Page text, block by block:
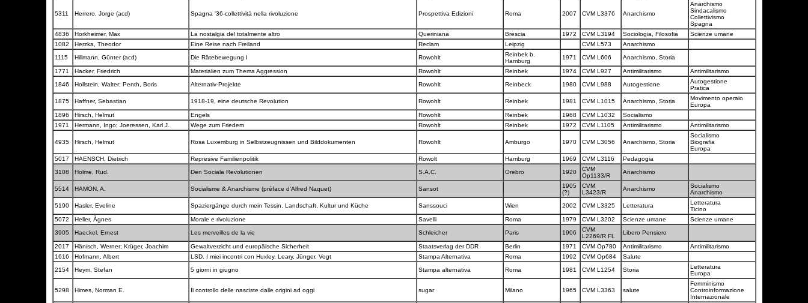
5311 Herrero, Jorge (acd) Spagna '36-collettività nella rivoluzione Prospettiva Edizioni Roma 2007 CVM L3376 Anarchismo
Anarchismo
Sindacalismo
Collettivismo
Spagna
4836
Horkheimer, Max La nostalgia del totalmente altro Queriniana Brescia 1972 CVM L3194 Sociologia, Filosofia
Scienze umane
1082
Herzka, Theodor Eine Reise nach Freiland Reclam Leipzig CVM L573
Anarchismo
1115
Hillmann, Günter (acd) Die Rätebewegung I Rowohlt
Reinbek b.
Hamburg
1971 CVM L606 Anarchismo, Storia
1771 Hacker, Friedrich Materialien zum Thema Aggression Rowohlt Reinbek 1974 CVM L927 Antimilitarismo
Antimilitarismo
1846
Hollstein, Walter; Penth, Boris Alternativ-Projekte Rowohlt Reinbeck 1980 CVM L988 Autogestione
Autogestione
Pratica
1875
Haffner, Sebastian 1918-19, eine deutsche Revolution Rowohlt Reinbek 1981 CVM L1015 Anarchismo, Storia
Movimento operaio
Europa
1896
Hirsch, Helmut Engels Rowohlt Reinbek 1968 CVM L1032
Socialismo
1971
Hermann, Ingo; Joeressen, Karl J. Wege zum Friedem Rowohlt Reinbek 1972 CVM L1105 Antimilitarismo Antimilitarismo
4935 Hirsch, Helmut Rosa Luxemburg in Selbstzeugnissen und Bilddokumenten Rowohlt Amburgo 1970 CVM L3056 Anarchismo, Storia
Socialismo
Biografia
Europa
5017
HAENSCH, Dietrich Represive Familienpolitik Rowolt Hamburg 1969 CVM L3116
Pedagogia
3108
Holme, Rud. Den Sociala Revolutionen S.A.C. Orebro 1920
CVM
Op1133/R
Anarchismo
5514 HAMON, A. Socialisme & Anarchisme (préface d'Alfred Naquet) Sansot
1905
(?)
CVM
L3423/R
Anarchismo
Socialismo
Anarchismo
5190
Hasler, Eveline Spaziergänge durch mein Tessin. Landschaft, Kultur und Küche Sanssouci Wien 2002 CVM L3325 Letteratura
Letteratura
Ticino
5072
Heller, Àgnes Morale e rivoluzione Savelli Roma 1979 CVM L3202 Scienze umane
Scienze umane
3905
Haeckel, Ernest Les merveilles de la vie Schleicher Paris 1906
CVM
L2269/R FL
Libero Pensiero
2017 Hänisch, Werner; Krüger, Joachim Gewaltverzicht und europäische Sicherheit Staatsverlag der DDR Berlin 1971 CVM Op780 Antimilitarismo
Antimilitarismo
1616
Hofmann, Albert LSD. I miei incontri con Huxley, Leary, Jünger, Vogt Stampa Alternativa Roma 1992 CVM Op684
Salute
2154
Heym, Stefan 5 giorni in giugno Stampa alternativa Roma 1981 CVM L1254 Storia
Letteratura
Europa
5298 Himes, Norman E. Il controllo delle nasciste dalle origini ad oggi sugar Milano 1965 CVM L3363 salute
Femminismo
Controinformazione
Internazionale